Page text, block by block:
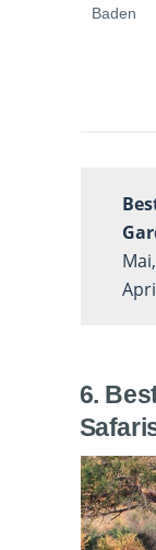
Baden
6.